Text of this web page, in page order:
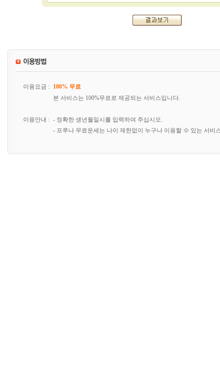
이용요금 :
100% 무료
본 서비스는 100%무료로 제공되는 서비스입니다.
이용안내 : - 정확한 생년월일시를 입력하여 주십시오.
- 프루나 무료운세는 나이 제한없이 누구나 이용할 수 있는 서비